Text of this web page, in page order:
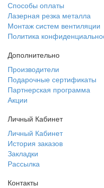
Способы оплаты
Лазерная резка металла
Монтаж систем вентиляции
Политика
Дополнительно
Производители
Подарочные сертификаты
Партнерская программа
Акции
Личный Кабинет
Личный Кабинет
История заказов
Закладки
Рассылка
Контакты